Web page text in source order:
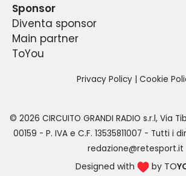
Sponsor
Diventa sponsor
Main partner
ToYou
Privacy Policy| Cookie
© 2026 CIRCUITO GRANDI RADIO s.r.l, Via
00159 - P. IVA e C.F. 13535811007 - Tutti i
redazione@retesport.it
Designed with by TO